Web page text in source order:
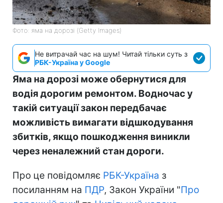
Фото: яма на дорозі (Getty Images)
Не витрачай час на шум! Читай тільки суть з
РБК-Україна у Google
Яма на дорозі може обернутися для
водія дорогим ремонтом. Водночас у
такій ситуації закон передбачає
можливість вимагати відшкодування
збитків, якщо пошкодження виникли
через неналежний стан дороги.
Про це повідомляє РБК-Україна з
посиланням на ПДР, Закон України "Про